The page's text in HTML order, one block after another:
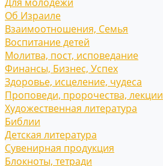
Об Израиле
Взаимоотношения, Cемья
Воспитание детей
Молитва, пост, исповедание
Финансы, Бизнес, Успех
Здоровье, исцеление, чудеса
Проповеди, пророчества, лекции
Художественная литература
Библии
Детская литература
Сувенирная продукция
Блокноты, тетради